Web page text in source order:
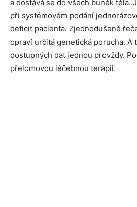
a dostává se do všech buněk těla.
při systémovém podání
deficit pacienta. Zjednodušeně
opraví určitá genetická porucha. A
dostupných dat jednou provždy.
přelomovou léčebnou terapii.